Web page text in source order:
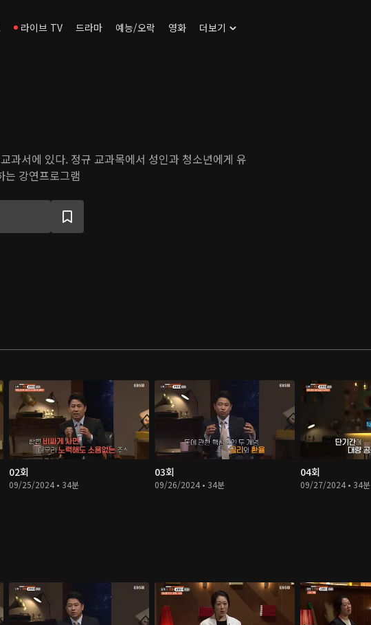
라이브 TV 드라마 예능/오락 영화 더보기
과서에 있다. 정규 교과목에서 성인과 청소년에게 유
는 강연프로그램
02회
09/25/2024 • 34분
03회
09/26/2024 • 34분
04회
09/27/2024 • 34분